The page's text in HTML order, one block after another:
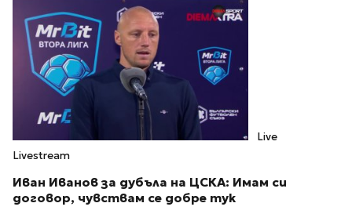
Live
Livestream
Иван Иванов за дубъла на ЦСКА: Имам си
договор, чувствам се добре тук